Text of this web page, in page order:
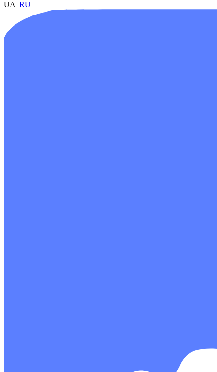
UA RU